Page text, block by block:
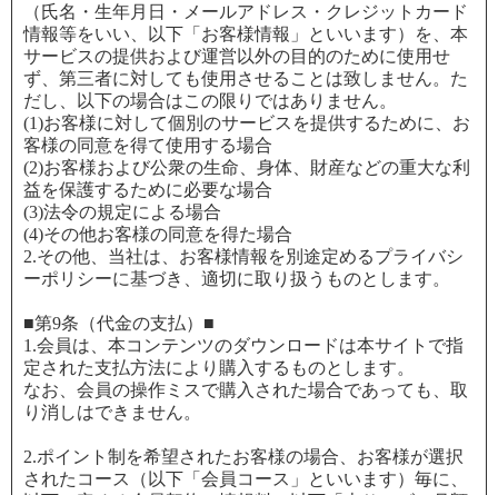
（氏名・生年月日・メールアドレス・クレジットカード
情報等をいい、以下「お客様情報」といいます）を、本
サービスの提供および運営以外の目的のために使用せ
ず、第三者に対しても使用させることは致しません。た
だし、以下の場合はこの限りではありません。
(1)お客様に対して個別のサービスを提供するために、お
客様の同意を得て使用する場合
(2)お客様および公衆の生命、身体、財産などの重大な利
益を保護するために必要な場合
(3)法令の規定による場合
(4)その他お客様の同意を得た場合
2.その他、当社は、お客様情報を別途定めるプライバシ
ーポリシーに基づき、適切に取り扱うものとします。
■第9条（代金の支払）■
1.会員は、本コンテンツのダウンロードは本サイトで指
定された支払方法により購入するものとします。
なお、会員の操作ミスで購入された場合であっても、取
り消しはできません。
2.ポイント制を希望されたお客様の場合、お客様が選択
されたコース（以下「会員コース」といいます）毎に、